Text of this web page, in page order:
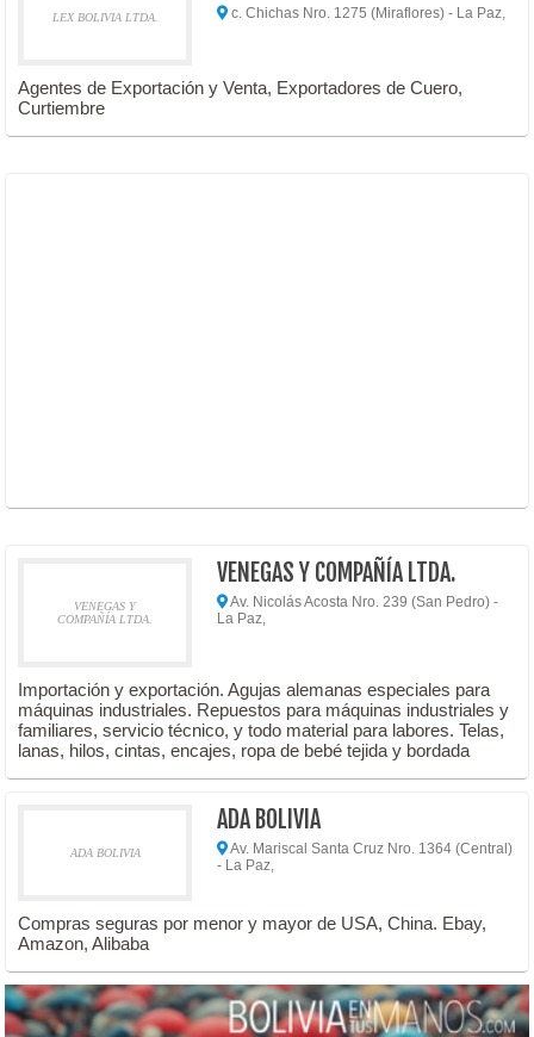
LEX BOLIVIA LTDA. c. Chichas Nro. 1275 (Miraflores) - La Paz,
Agentes de Exportación y Venta, Exportadores de Cuero,
Curtiembre
VENEGAS Y
COMPAÑÍA LTDA.
VENEGAS Y COMPAÑÍA LTDA.
Av. Nicolás Acosta Nro. 239 (San Pedro) -
La Paz,
Importación y exportación. Agujas alemanas especiales para
máquinas industriales. Repuestos para máquinas industriales y
familiares, servicio técnico, y todo material para labores. Telas,
lanas, hilos, cintas, encajes, ropa de bebé tejida y bordada
ADA BOLIVIA
ADA BOLIVIA
Av. Mariscal Santa Cruz Nro. 1364 (Central)
- La Paz,
Compras seguras por menor y mayor de USA, China. Ebay,
Amazon, Alibaba